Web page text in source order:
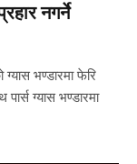
नगर्ने
भण्डारमा फेरि
ग्यास भण्डारमा